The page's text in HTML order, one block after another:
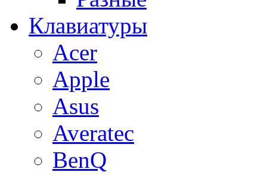
Клавиатуры
Acer
Apple
Asus
Averatec
BenQ